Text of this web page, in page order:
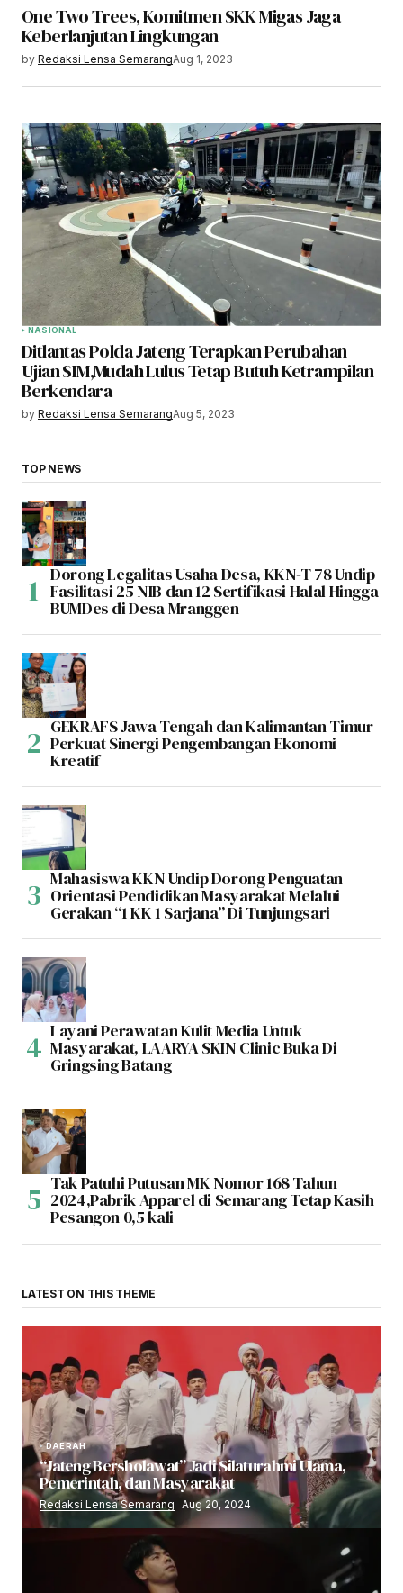
One Two Trees, Komitmen SKK Migas Jaga
Keberlanjutan Lingkungan
by Redaksi Lensa SemarangAug 1, 2023
NASIONAL
Ditlantas Polda Jateng Terapkan Perubahan
Ujian SIM,Mudah Lulus Tetap Butuh Ketrampilan
Berkendara
by Redaksi Lensa SemarangAug 5, 2023
TOP NEWS
Dorong Legalitas Usaha Desa, KKN-T 78 Undip
Fasilitasi 25 NIB dan 12 Sertifikasi Halal Hingga
BUMDes di Desa Mranggen
GEKRAFS Jawa Tengah dan Kalimantan Timur
Perkuat Sinergi Pengembangan Ekonomi
Kreatif
Mahasiswa KKN Undip Dorong Penguatan
Orientasi Pendidikan Masyarakat Melalui
Gerakan “1 KK 1 Sarjana” Di Tunjungsari
Layani Perawatan Kulit Media Untuk
Masyarakat, LAARYA SKIN Clinic Buka Di
Gringsing Batang
Tak Patuhi Putusan MK Nomor 168 Tahun
2024,Pabrik Apparel di Semarang Tetap Kasih
Pesangon 0,5 kali
LATEST ON THIS THEME
DAERAH
“Jateng Bersholawat” Jadi Silaturahmi Ulama,
Pemerintah, dan Masyarakat
Redaksi Lensa Semarang Aug 20, 2024